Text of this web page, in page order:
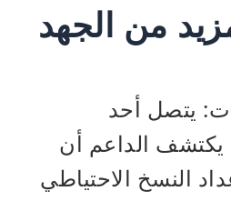
من الجهد
يتصل أحد
يكتشف الداعم أن
النسخ الاحتياطي